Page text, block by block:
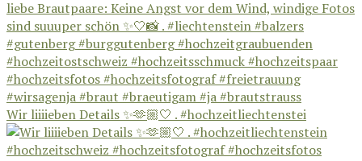
Wir liiiieben Details ✨🫶🏼🤍 . #hochzeitliechtenstei